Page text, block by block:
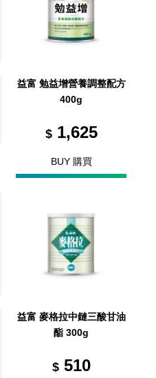
益富 勉益增營養調整配方
400g
$1,625
BUY 購買
益富 麥格拉中鏈三酸甘油
酯 300g
$510